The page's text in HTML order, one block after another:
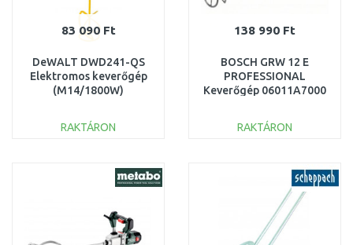
83 090 Ft
DeWALT DWD241-QS
Elektromos keverőgép
(M14/1800W)
RAKTÁRON
Összehasonlítás
138 990 Ft
BOSCH GRW 12 E
PROFESSIONAL
Keverőgép 06011A7000
RAKTÁRON
Összehasonlítás